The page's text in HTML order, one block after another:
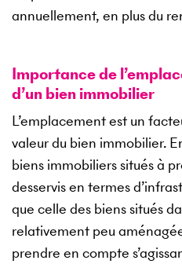
annuellement, en plus du
Importance de
d’un bien immobilier
L’emplacement est un
valeur du bien immobilier.
biens immobiliers situés à
desservis en termes
que celle des biens situés
relativement peu
prendre en compte